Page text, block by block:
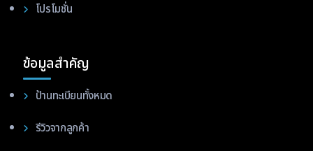
โปรโมชั่น
ข้อมูลสำคัญ
ป้านทะเบียนทั้งหมด
รีวิวจากลูกค้า